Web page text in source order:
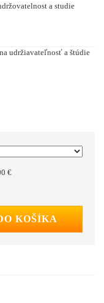
a studie
udržiavateľnosť a štúdie
€
KOŠÍKA